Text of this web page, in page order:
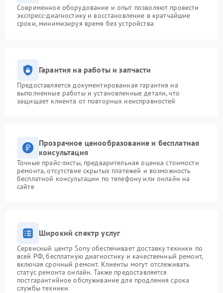
Современное оборудование и опыт позволяют провести
экспресс-диагностику и восстановление в кратчайшие
сроки, минимизируя время без устройства
Гарантия на работы и запчасти
Предоставляется документированная гарантия на
выполненные работы и установленные детали, что
защищает клиента от повторных неисправностей
Прозрачное ценообразование и бесплатная
консультация
Точные прайс-листы, предварительная оценка стоимости
ремонта, отсутствие скрытых платежей и возможность
бесплатной консультации по телефону или онлайн на
сайте
Широкий спектр услуг
Сервисный центр Sony обеспечивает доставку техники по
всей РФ, бесплатную диагностику и качественный ремонт,
включая срочный ремонт. Клиенты могут отслеживать
статус ремонта онлайн. Также предоставляется
постгарантийное обслуживание для продления срока
службы техники